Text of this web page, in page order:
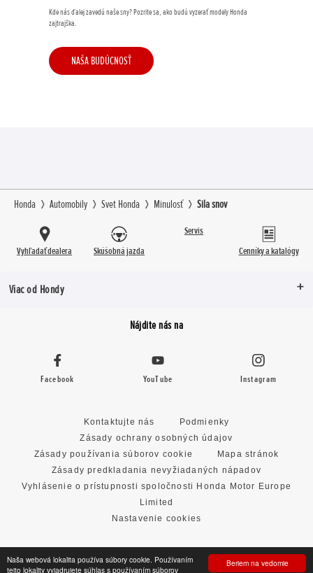
Beriem na vedomie
Naša webová lokalita používa súbory cookie. Používaním
tejto lokality vyjadrujete súhlas s používaním súborov
Kde nás ďalej zavedú naše sny? Pozrite sa, ako budú vyzerať modely Honda
zajtrajška.
NAŠA BUDÚCNOSŤ
Honda Automobily Svet Honda Minulosť Sila snov
Vyhľadať dealera Skúšobná jazda
Servis
Cenníky a katalógy
Viac od Hondy
Nájdite nás na
Facebook YouTube Instagram
Kontaktujte nás
Podmienky
Zásady ochrany osobných údajov
Zásady používania súborov cookie
Mapa stránok
Zásady predkladania nevyžiadaných nápadov
Vyhlásenie o prístupnosti spoločnosti Honda Motor Europe
Limited
Nastavenie cookies